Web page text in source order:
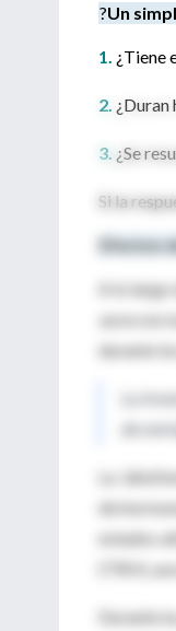
?Un
1. ¿Tiene
2. ¿Duran
3. ¿Se
Si la
Efectos
A lo
auracon
durante
La
de
de
estados
(TRH),
Durante